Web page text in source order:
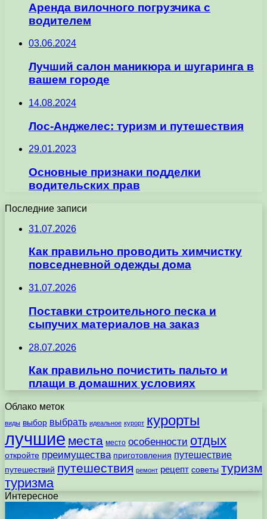
Аренда вилочного погрузчика с
водителем
03.06.2024
Лучший салон маникюра и шугаринга в
вашем городе
14.08.2024
Лос-Анджелес: туризм и путешествия
29.01.2023
Основные признаки подделки
водительских прав
Последние записи
31.07.2026
Как правильно проводить химчистку
повседневной одежды дома
31.07.2026
Поставки строительного песка и
сыпучих материалов на заказ
28.07.2026
Как правильно почистить пальто и
плащи в домашних условиях
Облако меток
виды выбор выбрать идеальное курорт курорты
лучшие места место особенности отдых
откройте преимущества приготовления путешествие
путешествий путешествия ремонт рецепт советы туризм
туризма
Интересное